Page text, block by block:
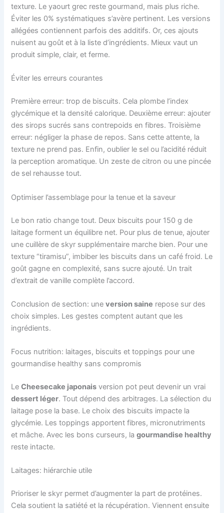
texture. Le yaourt grec reste gourmand, mais plus riche.
Éviter les 0% systématiques s’avère pertinent. Les versions
allégées contiennent parfois des additifs. Or, ces ajouts
nuisent au goût et à la liste d’ingrédients. Mieux vaut un
produit simple, clair, et ferme.
Éviter les erreurs courantes
Première erreur: trop de biscuits. Cela plombe l’index
glycémique et la densité calorique. Deuxième erreur: ajouter
des sirops sucrés sans contrepoids en fibres. Troisième
erreur: négliger la phase de repos. Sans cette attente, la
texture ne prend pas. Enfin, oublier le sel ou l’acidité réduit
la perception aromatique. Un zeste de citron ou une pincée
de sel rehausse tout.
Optimiser l’assemblage pour la tenue et la saveur
Le bon ratio change tout. Deux biscuits pour 150 g de
laitage forment un équilibre net. Pour plus de tenue, ajouter
une cuillère de skyr supplémentaire marche bien. Pour une
texture “tiramisu”, imbiber les biscuits dans un café froid. Le
goût gagne en complexité, sans sucre ajouté. Un trait
d’extrait de vanille complète l’accord.
Conclusion de section: uneversion saine repose sur des
choix simples. Les gestes comptent autant que les
ingrédients.
Focus nutrition: laitages, biscuits et toppings pour une
gourmandise healthy sans compromis
LeCheesecake japonais version pot peut devenir un vrai
dessert léger. Tout dépend des arbitrages. La sélection du
laitage pose la base. Le choix des biscuits impacte la
glycémie. Les toppings apportent fibres, micronutriments
et mâche. Avec les bons curseurs, lagourmandise healthy
reste intacte.
Laitages: hiérarchie utile
Prioriser le skyr permet d’augmenter la part de protéines.
Cela soutient la satiété et la récupération. Viennent ensuite